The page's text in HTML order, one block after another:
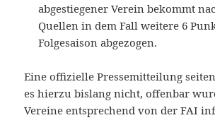
abgestiegener Verein bekommt
Quellen in dem Fall weitere 6
Folgesaison abgezogen.
Eine offizielle Pressemitteilung
es hierzu bislang nicht, offenbar
Vereine entsprechend von der FAI